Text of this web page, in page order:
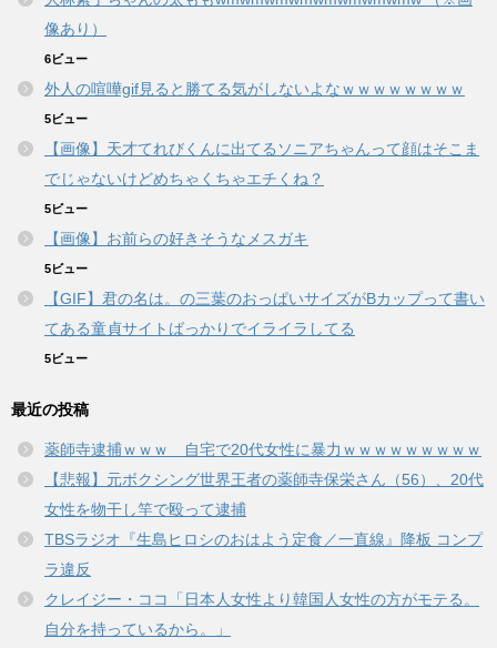
像あり）
6ビュー
外人の喧嘩gif見ると勝てる気がしないよなｗｗｗｗｗｗｗｗ
5ビュー
【画像】天才てれびくんに出てるソニアちゃんって顔はそこま
でじゃないけどめちゃくちゃエチくね？
5ビュー
【画像】お前らの好きそうなメスガキ
5ビュー
【GIF】君の名は。の三葉のおっぱいサイズがBカップって書い
てある童貞サイトばっかりでイライラしてる
5ビュー
最近の投稿
薬師寺逮捕ｗｗｗ 自宅で20代女性に暴力ｗｗｗｗｗｗｗｗｗ
【悲報】元ボクシング世界王者の薬師寺保栄さん（56）、20代
女性を物干し竿で殴って逮捕
TBSラジオ『生島ヒロシのおはよう定食／一直線』降板 コンプ
ラ違反
クレイジー・ココ「日本人女性より韓国人女性の方がモテる。
自分を持っているから。」